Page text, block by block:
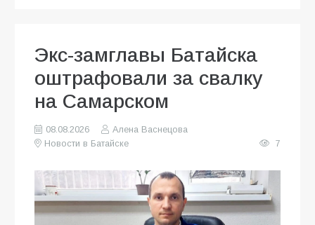
Экс-замглавы Батайска
оштрафовали за свалку
на Самарском
08.08.2026
Алена Васнецова
Новости в Батайске
7